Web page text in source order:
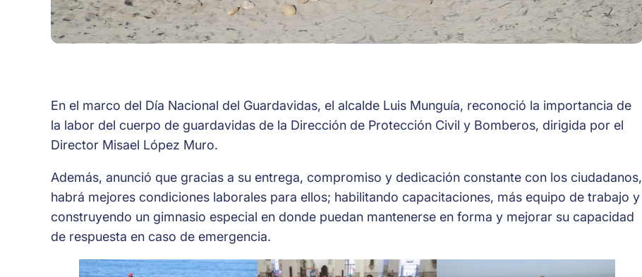
En el marco del Día Nacional del Guardavidas, el alcalde Luis Munguía, reconoció la importancia de
la labor del cuerpo de guardavidas de la Dirección de Protección Civil y Bomberos, dirigida por el
Director Misael López Muro.
Además, anunció que gracias a su entrega, compromiso y dedicación constante con los ciudadanos,
habrá mejores condiciones laborales para ellos; habilitando capacitaciones, más equipo de trabajo y
construyendo un gimnasio especial en donde puedan mantenerse en forma y mejorar su capacidad
de respuesta en caso de emergencia.